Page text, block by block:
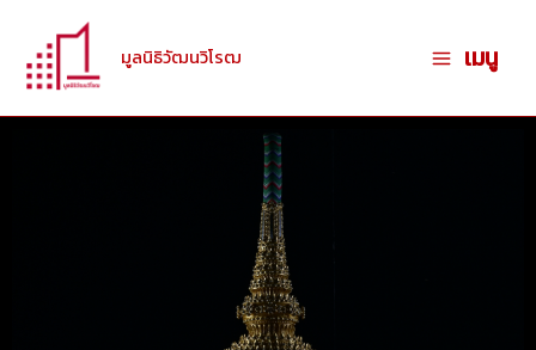
มูลนิธิวัฒนวิโรฒ เมนู